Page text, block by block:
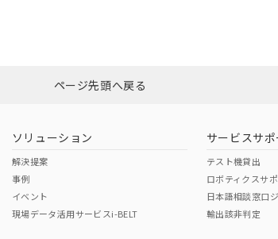
はこちら
（日本
（アメリカ
ページ先頭へ戻る
ソリューション
解決提案
事例
イベント
現場データ活用サービスi-BELT
サービスサポ
テスト機貸出
ロボティクスサ
日本語相談窓口
輸出該非判定